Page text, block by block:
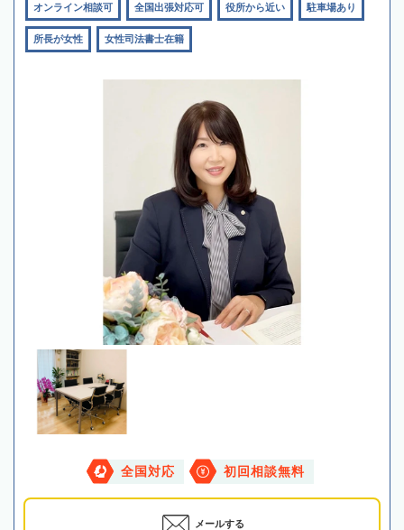
オンライン相談可 全国出張対応可 役所から近い 駐車場あり
所長が女性 女性司法書士在籍
全国対応 初回相談無料
メールする